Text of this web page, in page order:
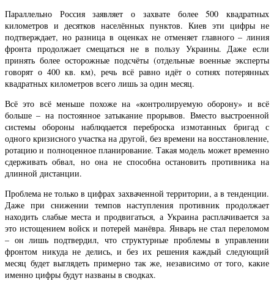
Параллельно Россия заявляет о захвате более 500 квадратных
километров и десятков населённых пунктов. Киев эти цифры не
подтверждает, но разница в оценках не отменяет главного – линия
фронта продолжает смещаться не в пользу Украины. Даже если
принять более осторожные подсчёты (отдельные военные эксперты
говорят о 400 кв. км), речь всё равно идёт о сотнях потерянных
квадратных километров всего лишь за один месяц.
Всё это всё меньше похоже на «контролируемую оборону» и всё
больше – на постоянное затыкание прорывов. Вместо выстроенной
системы обороны наблюдается переброска измотанных бригад с
одного кризисного участка на другой, без времени на восстановление,
ротацию и полноценное планирование. Такая модель может временно
сдерживать обвал, но она не способна остановить противника на
длинной дистанции.
Проблема не только в цифрах захваченной территории, а в тенденции.
Даже при снижении темпов наступления противник продолжает
находить слабые места и продвигаться, а Украина расплачивается за
это истощением войск и потерей манёвра. Январь не стал переломом
– он лишь подтвердил, что структурные проблемы в управлении
фронтом никуда не делись, и без их решения каждый следующий
месяц будет выглядеть примерно так же, независимо от того, какие
именно цифры будут названы в сводках.